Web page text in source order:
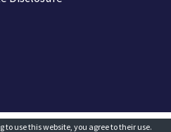
to use this website, you agree to their use.